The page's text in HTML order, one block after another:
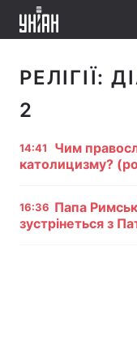
РЕЛІГІЇ:
2
14:41
Чим
католицизму?
16:36 Папа
зустрінеться з